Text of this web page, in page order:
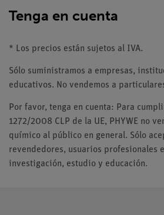
Tenga en cuenta
* Los precios están sujetos al IVA.
Sólo suministramos a empresas,
educativos. No vendemos a
Por favor, tenga en cuenta: Para
1272/2008 CLP de la UE, PHYWE no
químico al público en general. Sólo
revendedores, usuarios profesionales
investigación, estudio y educación.